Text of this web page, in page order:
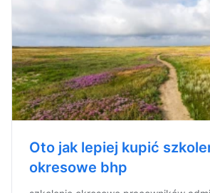
Oto jak lepiej kupić
okresowe bhp